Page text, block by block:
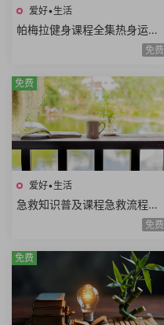
爱好•生活
帕梅拉健身课程全集热身运动
全身训练腹部训练臀腿训练舞
免费
爱好•生活
急救知识普及课程急救流程心
肺复苏哮喘发作止血包扎急性
免费
免费
免费